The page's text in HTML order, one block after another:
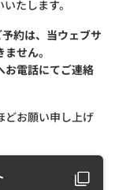
たします。
約は、当ウェブサ
せん。
お電話にてご連絡
どお願い申し上げ